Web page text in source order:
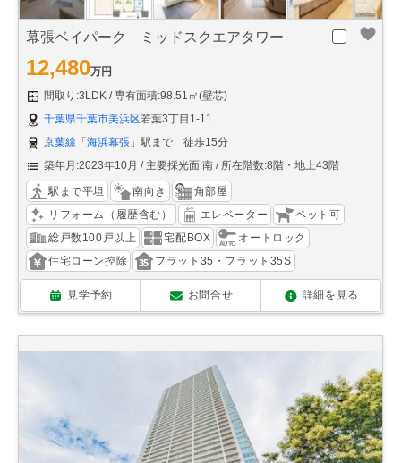
幕張ベイパーク ミッドスクエアタワー
12,480万円
間取り:3LDK
専有面積:98.51㎡(壁芯)
千葉県千葉市美浜区若葉3丁目1-11
京葉線 「 海浜幕張 」駅まで 徒歩15分
築年月:2023年10月
主要採光面:南 所在階数:8階・地上43階
駅まで平坦 南向き
角部屋
リフォーム（履歴含む）
エレベーター
ペット可
総戸数100戸以上
宅配BOX
オートロック
住宅ローン控除
フラット35・フラット35S
見学予約 お問合せ 詳細を見る